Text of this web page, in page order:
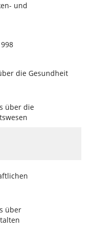
und
die Gesundheit
über die
über